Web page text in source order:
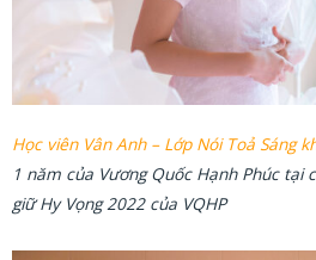
Học viên Vân Anh – Lớp Nói Toả Sáng
1 năm của Vương Quốc Hạnh Phúc tại
giữ Hy Vọng 2022 của VQHP